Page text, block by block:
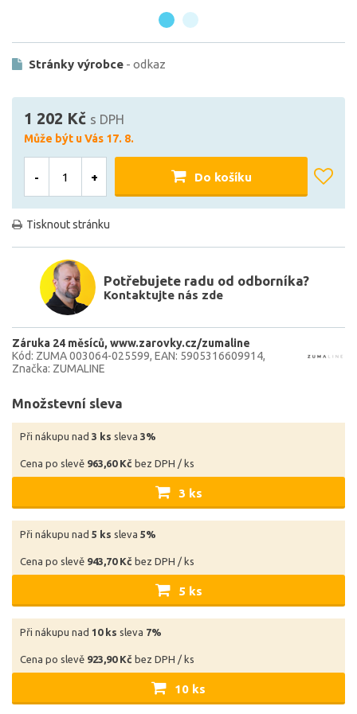
Stránky výrobce - odkaz
1 202 Kč s DPH
Může být u Vás 17. 8.
- + Do košíku
Tisknout stránku
Potřebujete radu od odborníka?
Kontaktujte nás zde
Záruka 24 měsíců www.zarovky.cz/zumaline
Kód: ZUMA 003064-025599 EAN: 5905316609914
Značka: ZUMALINE
Množstevní sleva
Při nákupu nad 3 ks sleva 3%
Cena po slevě 963,60 Kč bez DPH / ks
3 ks
Při nákupu nad 5 ks sleva 5%
Cena po slevě 943,70 Kč bez DPH / ks
5 ks
Při nákupu nad 10 ks sleva 7%
Cena po slevě 923,90 Kč bez DPH / ks
10 ks